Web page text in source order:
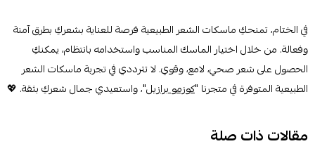
في الختام، تمنحكِ ماسكات الشعر الطبيعية فرصة للعناية بشعركِ بطرق آمنة
وفعالة. من خلال اختيار الماسك المناسب واستخدامه بانتظام، يمكنكِ
الحصول على شعر صحي، لامع، وقوي. لا تترددي في تجربة ماسكات الشعر
الطبيعية المتوفرة في متجرنا "كوزمو برازيل"، واستعيدي جمال شعركِ بثقة. 💖
مقالات ذات صلة